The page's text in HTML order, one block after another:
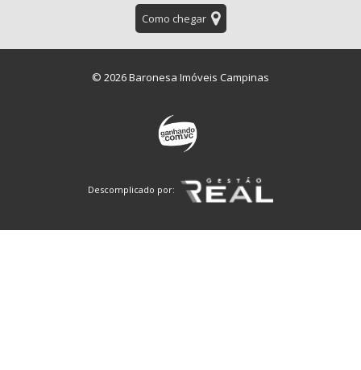
Como chegar
© 2026 Baronesa Imóveis Campinas
Descomplicado por: